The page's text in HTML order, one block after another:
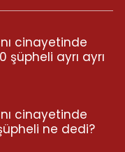
cinayetinde
şüpheli ayrı ayrı
cinayetinde
ne dedi?